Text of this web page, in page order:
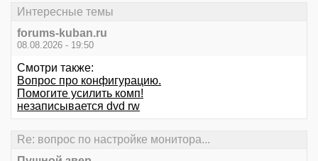
Интересные темы
forums-kuban.ru
08.08.2026 - 19:50
Смотри также:
Вопрос про конфигурацию.
Помогите усилить комп!
незаписывается dvd rw
Re: вопрос по настройке монитора...